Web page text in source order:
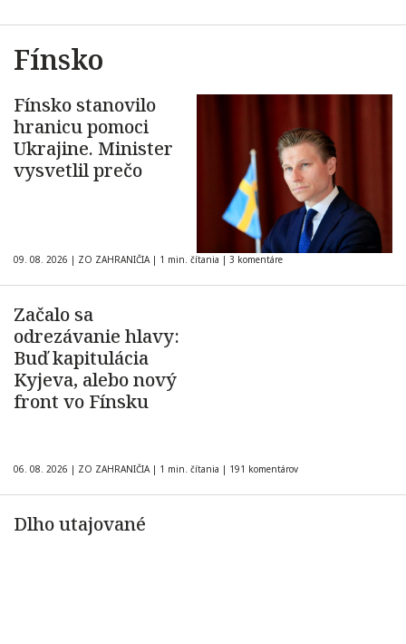
Fínsko
Fínsko stanovilo
hranicu pomoci
Ukrajine. Minister
vysvetlil prečo
09. 08. 2026 | ZO ZAHRANIČIA | 1 min. čítania | 3 komentáre
Začalo sa
odrezávanie hlavy:
Buď kapitulácia
Kyjeva, alebo nový
front vo Fínsku
06. 08. 2026 | ZO ZAHRANIČIA | 1 min. čítania | 191 komentárov
Dlho utajované